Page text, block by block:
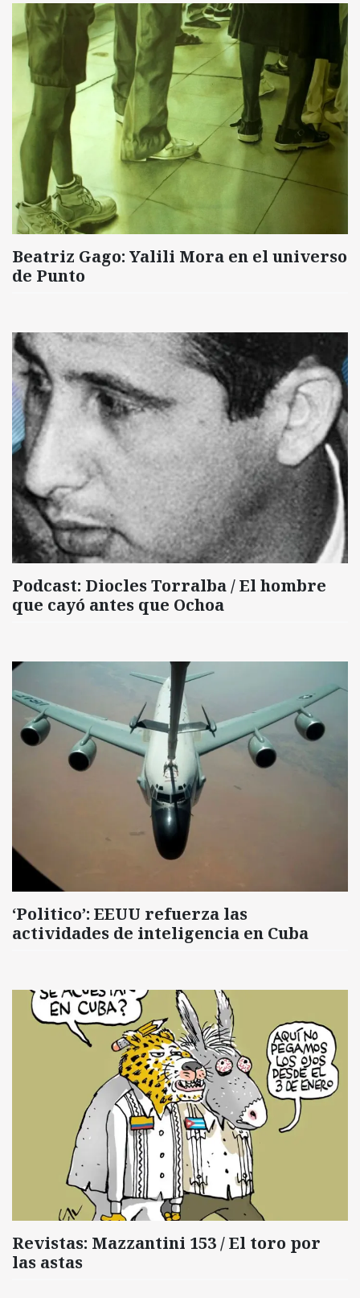
Beatriz Gago: Yalili Mora en el universo
de Punto
Podcast: Diocles Torralba / El hombre
que cayó antes que Ochoa
‘Politico’: EEUU refuerza las
actividades de inteligencia en Cuba
Revistas: Mazzantini 153 / El toro por
las astas